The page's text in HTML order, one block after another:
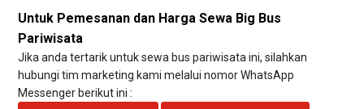
Untuk Pemesanan dan Harga Sewa Big Bus
Pariwisata
Jika anda tertarik untuk sewa bus pariwisata ini, silahkan
hubungi tim marketing kami melalui nomor WhatsApp
Messenger berikut ini :